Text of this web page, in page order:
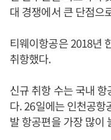
대 경쟁에서 큰 단점으
티웨이항공은 2018년
취항했다.
신규 취항 수는 국내
다. 26일에는 인천공
발 항공편을 가장 많이